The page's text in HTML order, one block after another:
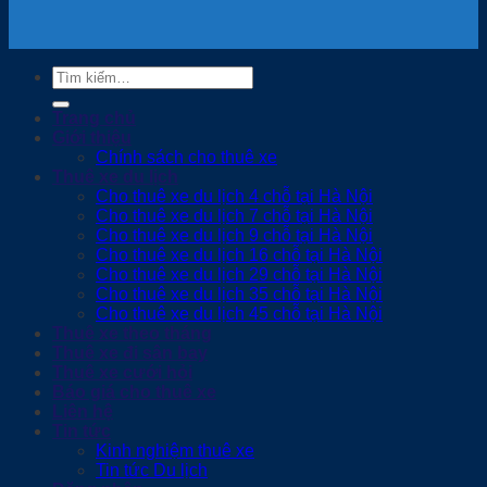
Tìm
kiếm:
Trang chủ
Giới thiệu
Chính sách cho thuê xe
Thuê xe du lịch
Cho thuê xe du lịch 4 chỗ tại Hà Nội
Cho thuê xe du lịch 7 chỗ tại Hà Nội
Cho thuê xe du lịch 9 chỗ tại Hà Nội
Cho thuê xe du lịch 16 chỗ tại Hà Nội
Cho thuê xe du lịch 29 chỗ tại Hà Nội
Cho thuê xe du lịch 35 chỗ tại Hà Nội
Cho thuê xe du lịch 45 chỗ tại Hà Nội
Thuê xe theo tháng
Thuê xe đi sân bay
Thuê xe cưới hỏi
Báo giá cho thuê xe
Liên hệ
Tin tức
Kinh nghiệm thuê xe
Tin tức Du lịch